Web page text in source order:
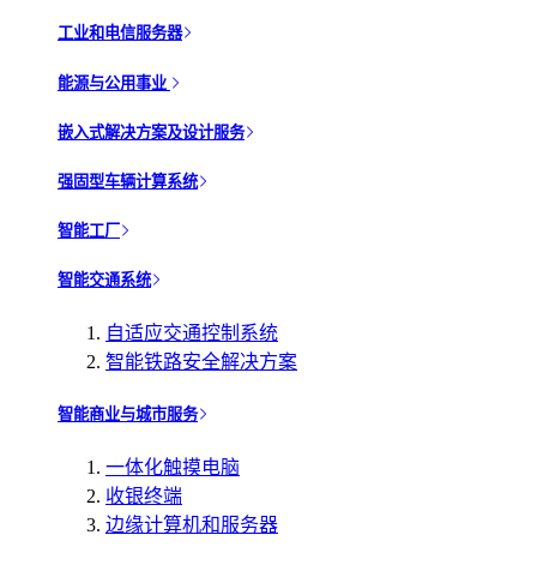
工业和电信服务器
能源与公用事业
嵌入式解决方案及设计服务
强固型车辆计算系统
智能工厂
智能交通系统
自适应交通控制系统
智能铁路安全解决方案
智能商业与城市服务
一体化触摸电脑
收银终端
边缘计算机和服务器